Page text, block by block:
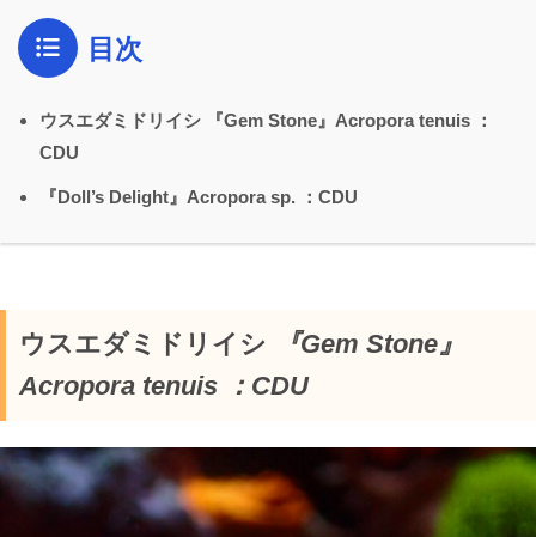
目次
ウスエダミドリイシ 『Gem Stone』Acropora tenuis ：
CDU
『Doll’s Delight』Acropora sp. ：CDU
ウスエダミドリイシ
『Gem Stone』
Acropora tenuis ：CDU